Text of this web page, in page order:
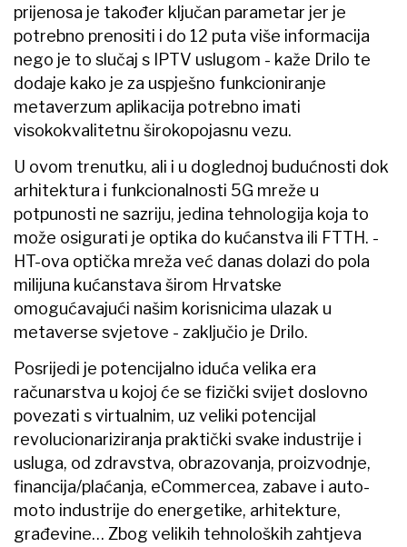
prijenosa je također ključan parametar jer je
potrebno prenositi i do 12 puta više informacija
nego je to slučaj s IPTV uslugom - kaže Drilo te
dodaje kako je za uspješno funkcioniranje
metaverzum aplikacija potrebno imati
visokokvalitetnu širokopojasnu vezu.
U ovom trenutku, ali i u doglednoj budućnosti dok
arhitektura i funkcionalnosti 5G mreže u
potpunosti ne sazriju, jedina tehnologija koja to
može osigurati je optika do kućanstva ili FTTH. -
HT-ova optička mreža već danas dolazi do pola
milijuna kućanstava širom Hrvatske
omogućavajući našim korisnicima ulazak u
metaverse svjetove - zaključio je Drilo.
Posrijedi je potencijalno iduća velika era
računarstva u kojoj će se fizički svijet doslovno
povezati s virtualnim, uz veliki potencijal
revolucionariziranja praktički svake industrije i
usluga, od zdravstva, obrazovanja, proizvodnje,
financija/plaćanja, eCommercea, zabave i auto-
moto industrije do energetike, arhitekture,
građevine… Zbog velikih tehnoloških zahtjeva